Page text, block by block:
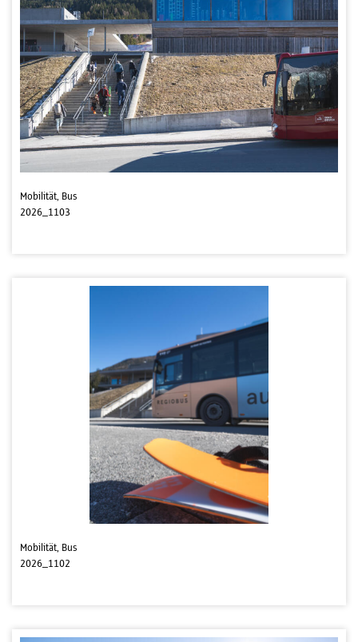
Mobilität, Bus
2026_1103
Mobilität, Bus
2026_1102